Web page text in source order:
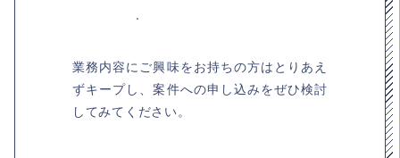
業務内容にご興味をお持ちの方はとりあえ
ずキープし、案件への申し込みをぜひ検討
してみてください。